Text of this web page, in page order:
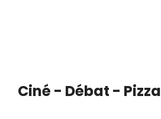
Ciné - Débat - Pizza